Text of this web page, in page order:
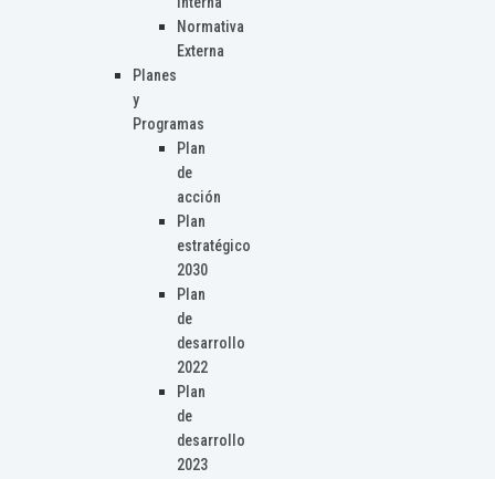
Normativa
Externa
Planes
y
Programas
Plan
de
acción
Plan
estratégico
2030
Plan
de
desarrollo
2022
Plan
de
desarrollo
2023